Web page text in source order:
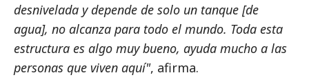
desnivelada y depende de solo un tanque [de
agua], no alcanza para todo el mundo. Toda esta
estructura es algo muy bueno, ayuda mucho a las
personas que viven aquí", afirma.